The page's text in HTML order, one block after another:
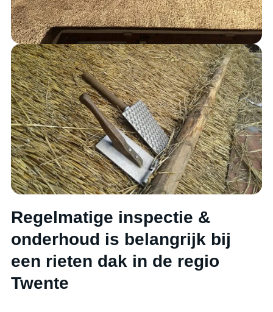
Regelmatige inspectie &
onderhoud is belangrijk bij
een rieten dak in de regio
Twente